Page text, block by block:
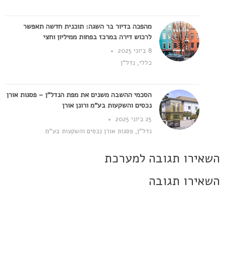
מהפכה בדיור בר השגה: תוכנית חדשה תאפשר
לרכוש דירה במרכז בפחות ממיליון וחצי
8 ביוני 2025
כללי,נדל"ן
הסכמי ההשבה משנים את מפת הנדל"ן – פסגות אורן
נכסים והשקעות בע"מ ורונן אורן
25 ביוני 2025
נדל"ן, פסגות אורן נכסים והשקעות בע"מ
השאירו תגובה למערכת
השאירו תגובה